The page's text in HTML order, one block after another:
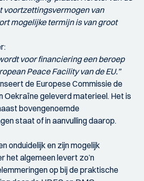
voortzettingsvermogen van
mogelijke termijn is van groot
voor financiering een beroep
Peace Facility van de EU.”
de Europese Commissie de
Oekraïne geleverd materieel. Het is
bovengenoemde
staat of in aanvulling daarop.
onduidelijk en zijn mogelijk
het algemeen levert zo’n
op bij de praktische